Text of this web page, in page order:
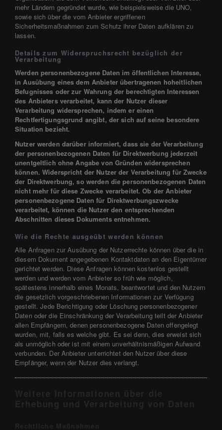
mehr Ländern gegründet wurde, wie beispielsweise die UNO,
sowie sich über die vom Anbieter ergriffenen
Sicherheitsmaßnahmen zum Schutz ihrer Daten aufklären zu
lassen.
Details zum Widerspruchsrecht bezüglich der
Verarbeitung
Werden personenbezogene Daten im öffentlichen Interesse,
in Ausübung eines dem Anbieter übertragenen hoheitlichen
Befugnisses oder zur Wahrung der berechtigten Interessen
des Anbieters verarbeitet, kann der Nutzer dieser
Verarbeitung widersprechen, indem er einen
Rechtfertigungsgrund angibt, der sich auf seine besondere
Situation bezieht.
Nutzer werden darüber informiert, dass sie der Verarbeitung
der personenbezogenen Daten für Direktwerbung jederzeit
unentgeltlich ohne Angabe von Gründen widersprechen
können. Widerspricht der Nutzer der Verarbeitung für Zwecke
der Direktwerbung, so werden die personenbezogenen Daten
nicht mehr für diese Zwecke verarbeitet. Ob der Anbieter
personenbezogene Daten für Direktwerbungszwecke
verarbeitet, können die Nutzer den entsprechenden
Abschnitten dieses Dokuments entnehmen.
Wie die Rechte ausgeübt werden können
Alle Anfragen zur Ausübung der Nutzerrechte können über die in
diesem Dokument angegebenen Kontaktdaten an den Eigentümer
gerichtet werden. Diese Anfragen können kostenlos gestellt
werden und werden vom Anbieter so früh wie möglich,
spätestens innerhalb eines Monats, beantwortet und den Nutzern
die gesetzlich vorgeschriebenen Informationen zur Verfügung
gestellt. Jede Berichtigung oder Löschung personenbezogener
Daten oder die Einschränkung der Verarbeitung teilt der Anbieter
allen Empfängern, denen personenbezogene Daten offengelegt
wurden, mit, falls es welche gibt. Es sei denn, dies erweist sich
als unmöglich oder ist mit einem unverhältnismäßigen Aufwand
verbunden. Der Anbieter unterrichtet den Nutzer über diese
Empfänger, wenn der Nutzer dies verlangt.